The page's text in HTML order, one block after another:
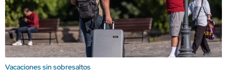
Vacaciones sin sobresaltos